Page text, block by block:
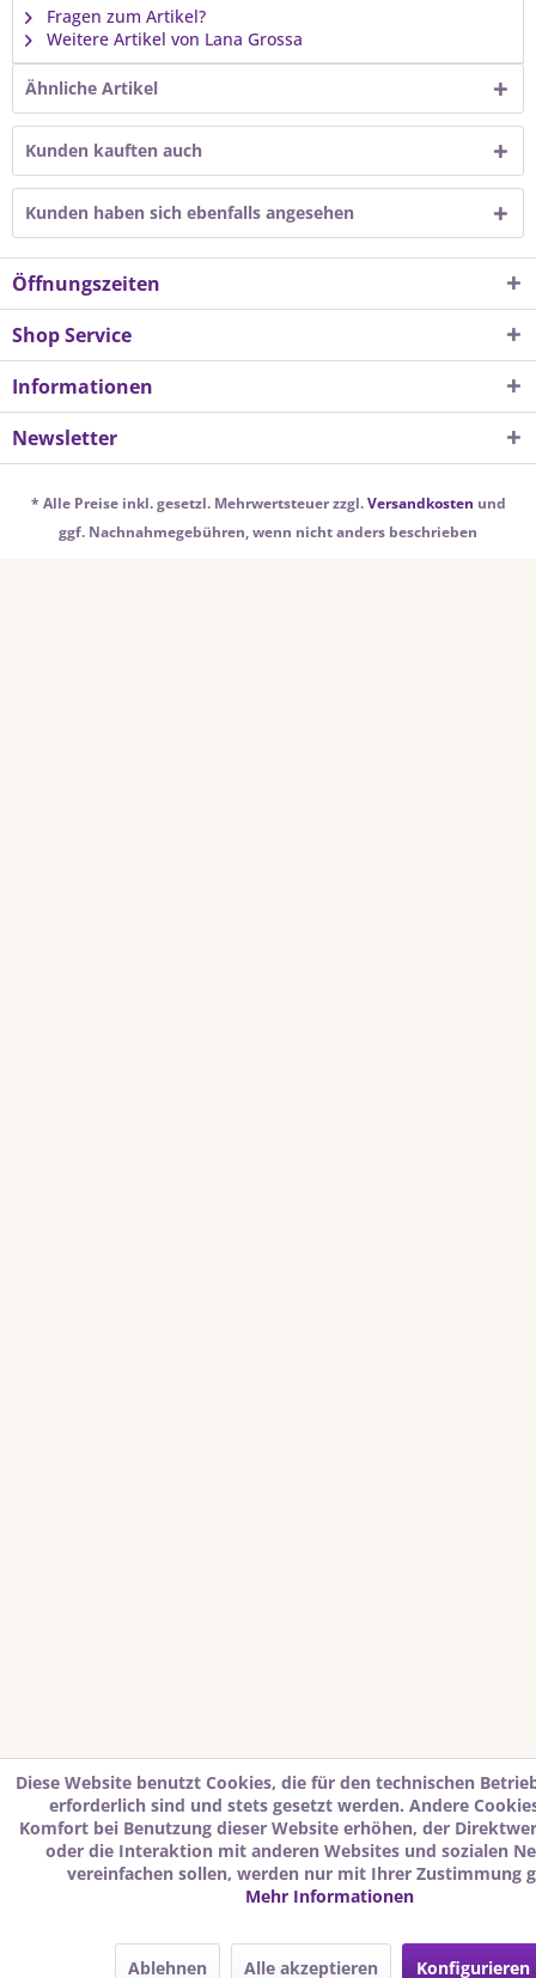
Fragen zum Artikel?
Weitere Artikel von Lana Grossa
Ähnliche Artikel
Kunden kauften auch
Kunden haben sich ebenfalls angesehen
Öffnungszeiten
Shop Service
Informationen
Newsletter
* Alle Preise inkl. gesetzl. Mehrwertsteuer zzgl.Versandkosten und
ggf. Nachnahmegebühren, wenn nicht anders beschrieben
Diese Website benutzt Cookies, die für den technischen
erforderlich sind und stets gesetzt werden. Andere
Komfort bei Benutzung dieser Website erhöhen, der
oder die Interaktion mit anderen Websites und sozialen
vereinfachen sollen, werden nur mit Ihrer Zustimmung
Mehr Informationen
Ablehnen Alle akzeptieren Konfigurieren